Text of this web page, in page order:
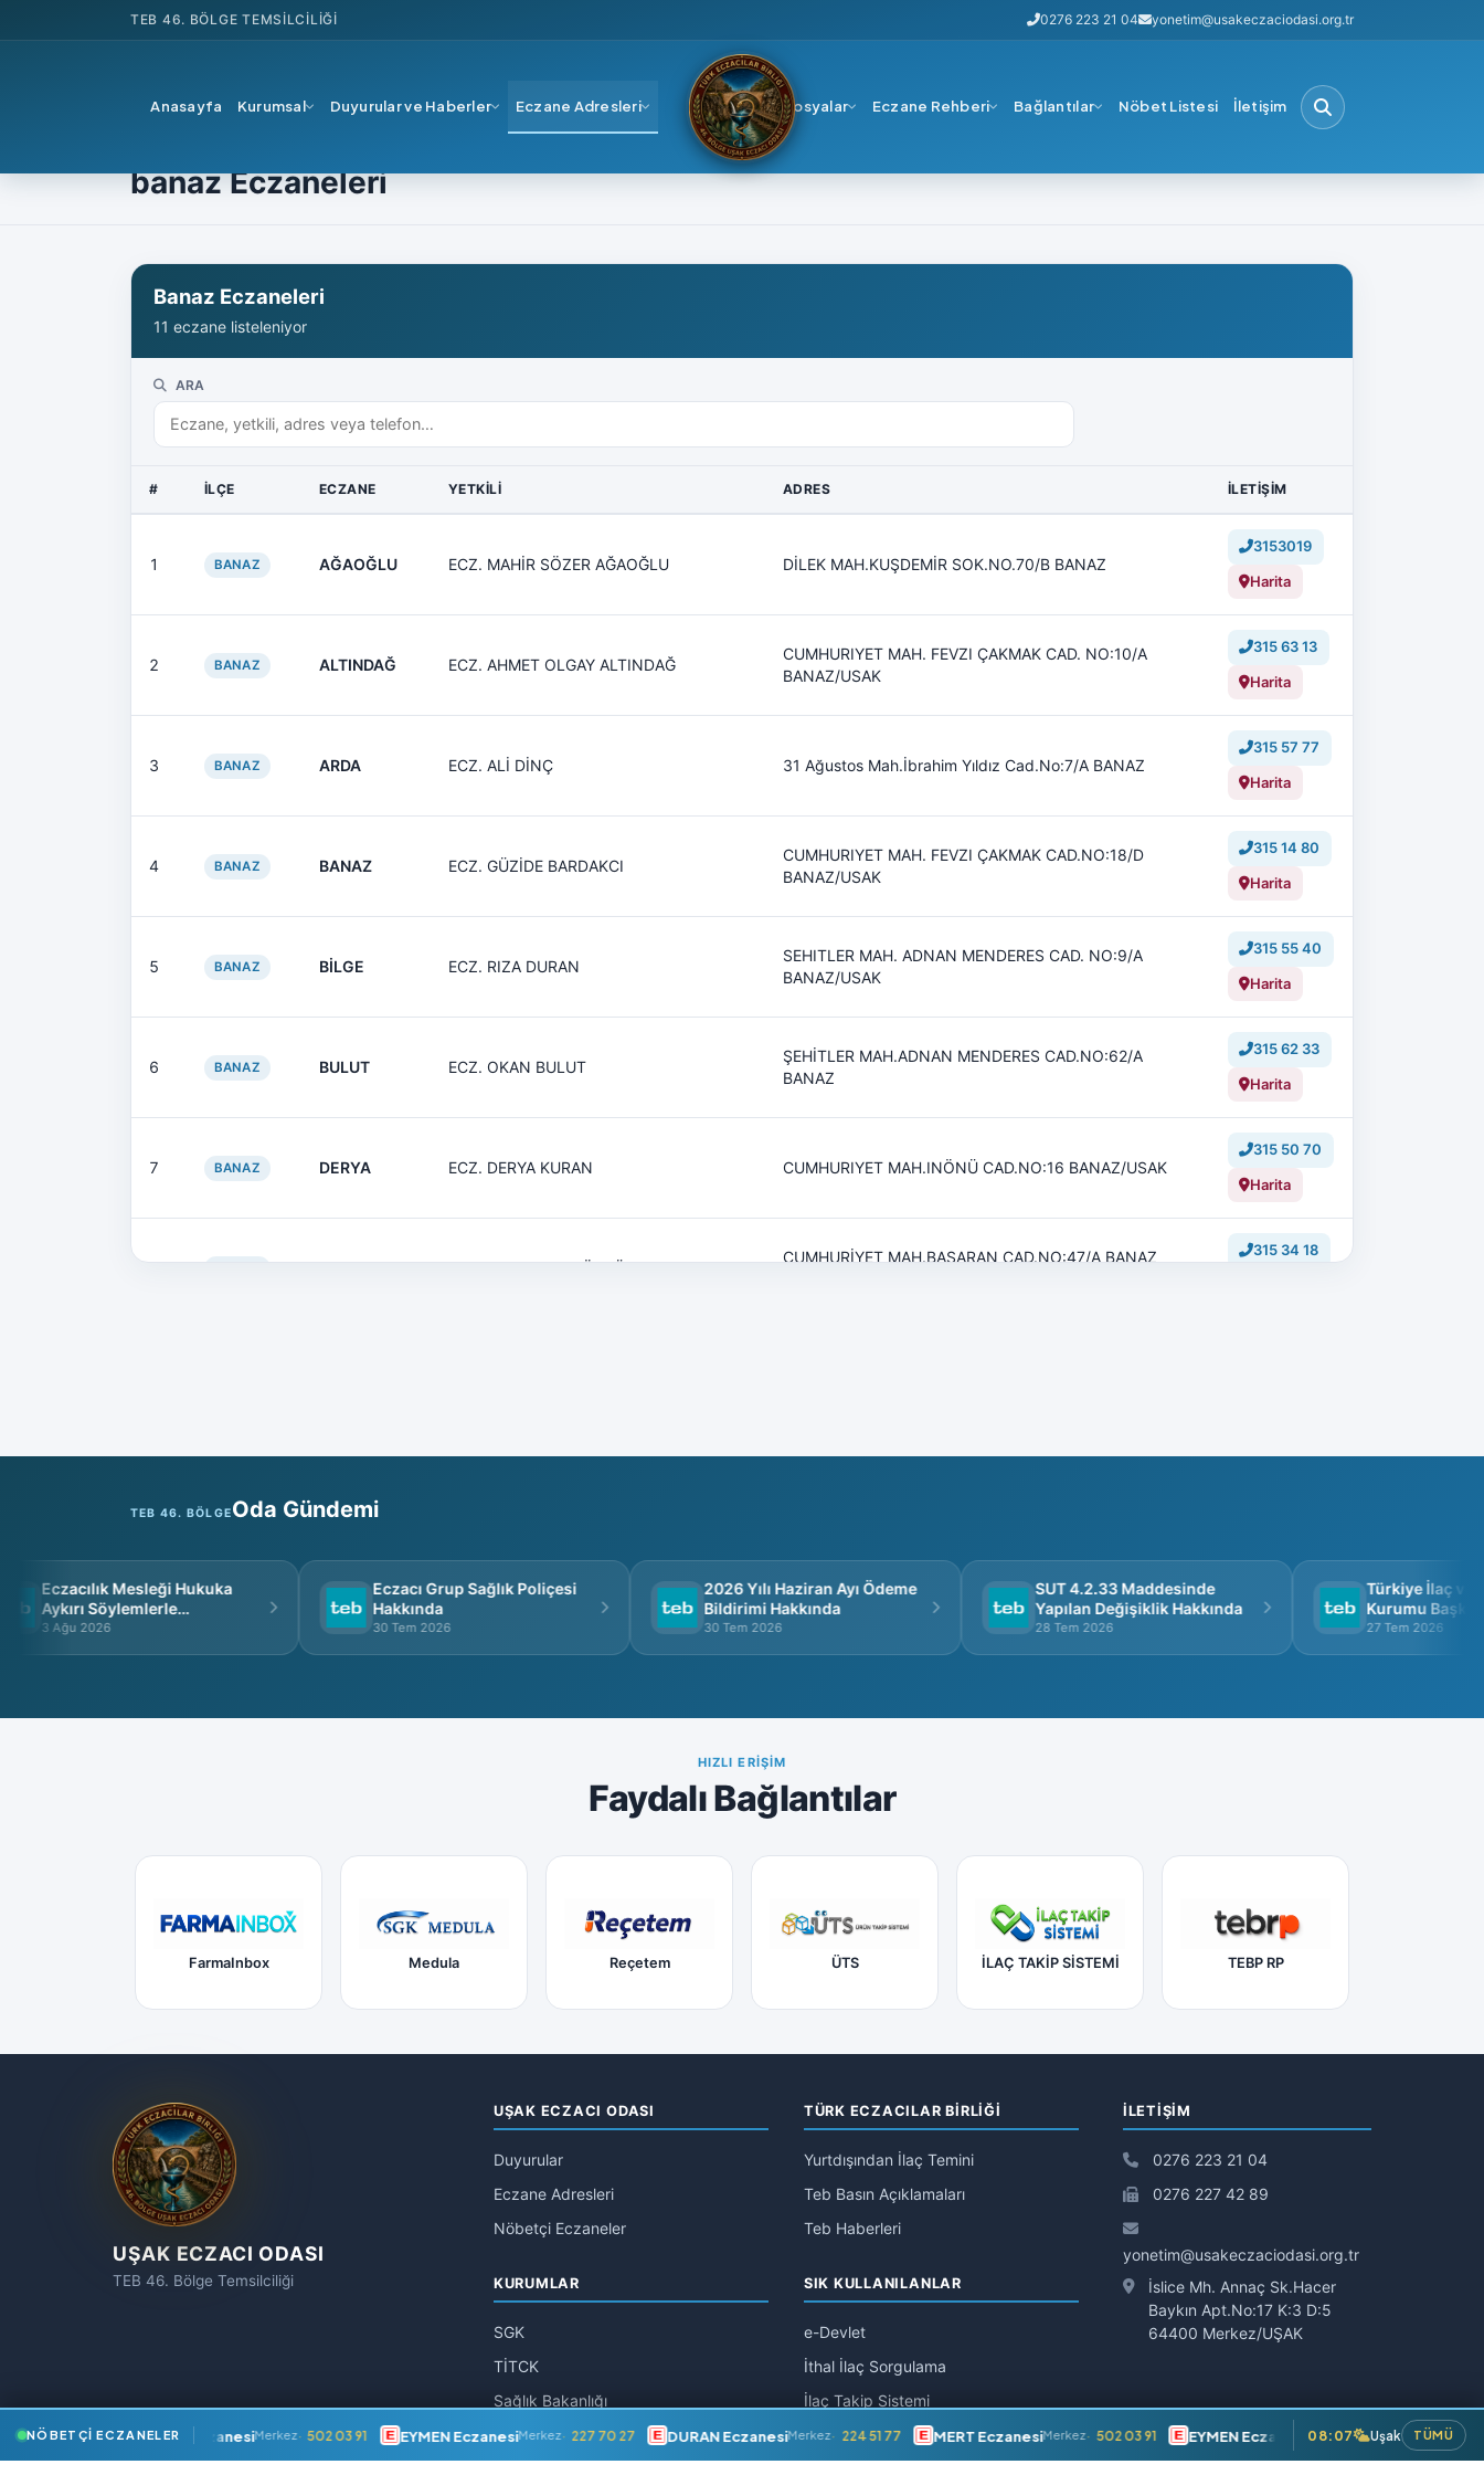
NÖBETÇI ECZANELERMERT EczanesiMerkez 502 03 91 EYMEN EczanesiMerkez 227 70 27 DURAN EczanesiMerkez 224 51 77 MERT EczanesiMerkez 502 03 91 EYMEN Eczanesi Merkez 227 70 27
08:07 Uşak TÜMÜ
TEB 46. BÖLGE TEMSILCILIĞI 0276 223 21 04 yonetim@usakeczaciodasi.org.tr
Anasayfa Kurumsal Duyurular ve Haberler Eczane Adresleri Dosyalar Eczane Rehberi Bağlantılar Nöbet Listesi İletişim
banaz Eczaneleri
Banaz Eczaneleri
11 eczane listeleniyor
ARA
# İLÇE ECZANE YETKILI ADRES İLETIŞIM
1 BANAZ AĞAOĞLU ECZ. MAHİR SÖZER AĞAOĞLU DİLEK MAH.KUŞDEMİR SOK.NO.70/B BANAZ
3153019
Harita
2 BANAZ ALTINDAĞ ECZ. AHMET OLGAY ALTINDAĞ
CUMHURIYET MAH. FEVZI ÇAKMAK CAD. NO:10/A
BANAZ/USAK
315 63 13
Harita
3 BANAZ ARDA ECZ. ALİ DİNÇ 31 Ağustos Mah.İbrahim Yıldız Cad.No:7/A BANAZ
315 57 77
Harita
4 BANAZ BANAZ ECZ. GÜZİDE BARDAKCI
CUMHURIYET MAH. FEVZI ÇAKMAK CAD.NO:18/D
BANAZ/USAK
315 14 80
Harita
5 BANAZ BİLGE ECZ. RIZA DURAN
SEHITLER MAH. ADNAN MENDERES CAD. NO:9/A
BANAZ/USAK
315 55 40
Harita
6 BANAZ BULUT ECZ. OKAN BULUT
ŞEHİTLER MAH.ADNAN MENDERES CAD.NO:62/A
BANAZ
315 62 33
Harita
7 BANAZ DERYA ECZ. DERYA KURAN CUMHURIYET MAH.INÖNÜ CAD.NO:16 BANAZ/USAK
315 50 70
Harita
8 OKYAY ECZ. MUHAMMET ÖZTÜRK
CUMHURİYET MAH.BAŞARAN CAD.NO:47/A BANAZ
315 34 18
ECZ. MESUL MÜDÜR ZAFER AKYOL CUMHURİYET MAH.İNÖNÜ CAD.NO:10/A BANAZ UŞAK
TEB 46. BÖLGEOda Gündemi
Eczacılık Mesleği Hukuka
Aykırı Söylemlerle
İtibarsızlaştırılamaz
3 Ağu 2026
Eczacı Grup Sağlık Poliçesi
Hakkında
30 Tem 2026
2026 Yılı Haziran Ayı Ödeme
Bildirimi Hakkında
30 Tem 2026
SUT 4.2.33 Maddesinde
Yapılan Değişiklik Hakkında
28 Tem 2026
Türkiye İlaç ve
Kurumu
Görüşme
27 Tem 2026
HIZLI ERIŞIM
Faydalı Bağlantılar
FarmaInbox Medula Reçetem ÜTS İLAÇ TAKİP SİSTEMİ TEBP RP
UŞAK ECZACI ODASI
TEB 46. Bölge Temsilciliği
UŞAK ECZACI ODASI
Duyurular
Eczane Adresleri
Nöbetçi Eczaneler
TÜRK ECZACILAR BİRLİĞİ
Yurtdışından İlaç Temini
Teb Basın Açıklamaları
Teb Haberleri
KURUMLAR
SGK
TİTCK
Sağlık Bakanlığı
SIK KULLANILANLAR
e-Devlet
İthal İlaç Sorgulama
İlaç Takip Sistemi
İLETIŞIM
0276 223 21 04
0276 227 42 89
yonetim@usakeczaciodasi.org.tr
İslice Mh. Annaç Sk.Hacer
Baykın Apt.No:17 K:3 D:5
64400 Merkez/UŞAK